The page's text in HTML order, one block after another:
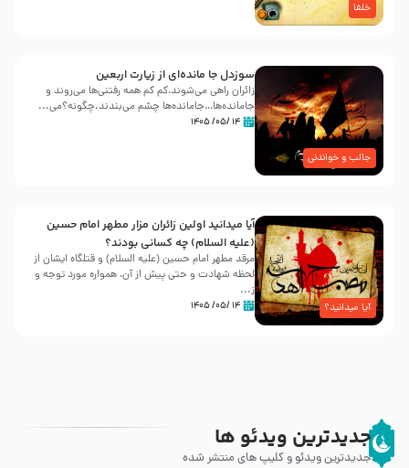
خلفا
جالب و خواندنی
سوزدل جا مانده‌ای از زیارت اربعین
زائران راهی می‌شوند،کم‌ کم همه رفتنی‌ها می‌روند و
جامانده‌ها…جامانده‌ها چشم می‌بندند.چگونه؟می‌...
۱۴ /۰۵/ ۱۴۰۵
آیا میدانید؟
آیا میدانید اولین زائران مزار مطهر امام حسین
(علیه السلام) چه کسانی بودند؟
مرقد مطهر امام حسین (علیه السلام) و قتلگاه ایشان از
لحظه شهادت و حتی پیش از آن، همواره مورد توجه و
ز...
۱۴ /۰۵/ ۱۴۰۵
جدیدترین ویدئو ها
جدیدترین ویدئو و کلیپ های منتشر شده